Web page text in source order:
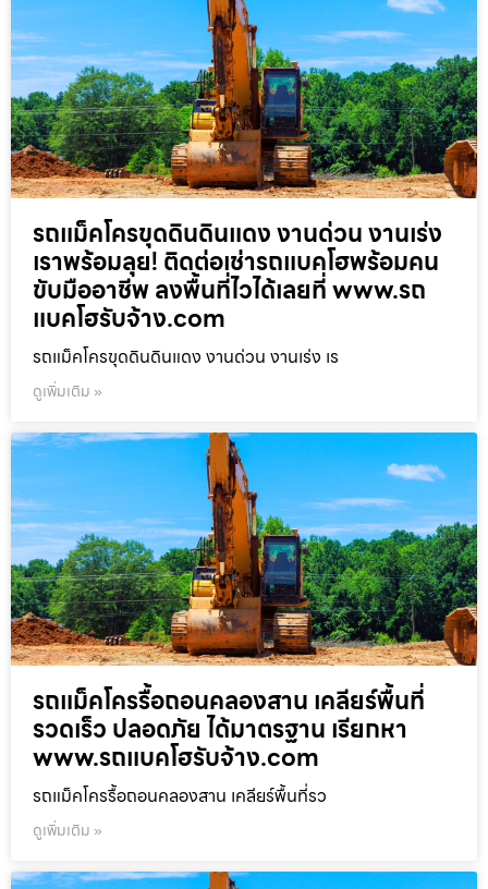
รถแม็คโครขุดดินดินแดง งานด่วน งานเร่ง
เราพร้อมลุย! ติดต่อเช่ารถแบคโฮพร้อมคน
ขับมืออาชีพ ลงพื้นที่ไวได้เลยที่ www.รถ
แบคโฮรับจ้าง.com
รถแม็คโครขุดดินดินแดง งานด่วน งานเร่ง เร
ดูเพิ่มเติม »
รถแม็คโครรื้อถอนคลองสาน เคลียร์พื้นที่
รวดเร็ว ปลอดภัย ได้มาตรฐาน เรียกหา
www.รถแบคโฮรับจ้าง.com
รถแม็คโครรื้อถอนคลองสาน เคลียร์พื้นที่รว
ดูเพิ่มเติม »